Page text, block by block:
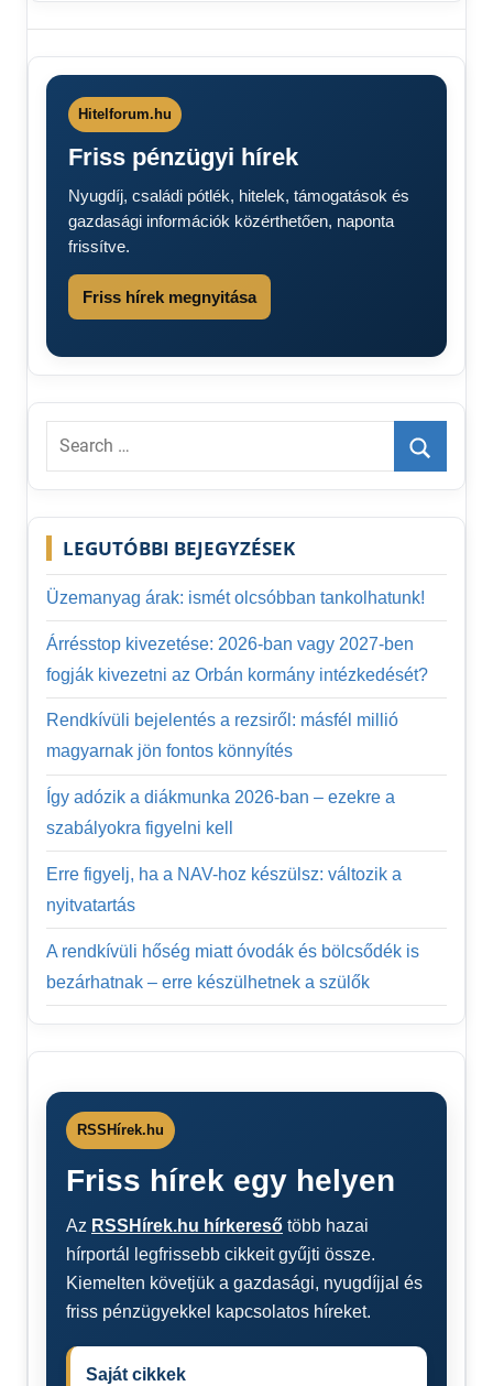
nyugdíjváltozás
ÖzvegyiHitelforum.hu
Friss pénzügyi hírek
Nyugdíj, családi pótlék, hitelek, támogatások és
gazdasági információk közérthetően, naponta
frissítve.
Friss hírek megnyitása
Search
Search
LEGUTÓBBI BEJEGYZÉSEK
Üzemanyag árak: ismét olcsóbban tankolhatunk!
Árrésstop kivezetése: 2026-ban vagy 2027-ben
fogják kivezetni az Orbán kormány intézkedését?
Rendkívüli bejelentés a rezsiről: másfél millió
magyarnak jön fontos könnyítés
Így adózik a diákmunka 2026-ban – ezekre a
szabályokra figyelni kell
Erre figyelj, ha a NAV-hoz készülsz: változik a
nyitvatartás
A rendkívüli hőség miatt óvodák és bölcsődék is
bezárhatnak – erre készülhetnek a szülők
RSSHírek.hu
Friss hírek egy helyen
Az RSSHírek.hu hírkereső több hazai
hírportál legfrissebb cikkeit gyűjti össze.
Kiemelten követjük a gazdasági, nyugdíjjal és
friss pénzügyekkel kapcsolatos híreket.
Saját cikkek